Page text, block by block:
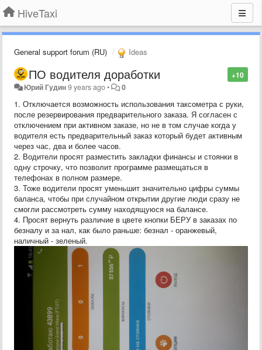
HiveTaxi
General support forum (RU) Ideas
+10
ПО водителя доработки
Юрий Гудин9 years ago• 0
1. Отключается возможность использования таксометра с руки,
после резервирования предварительного заказа. Я согласен с
отключением при активном заказе, но не в том случае когда у
водителя есть предварительный заказ который будет активным
через час, два и более часов.
2. Водители просят разместить закладки финансы и стоянки в
одну строчку, что позволит программе размещаться в
телефонах в полном размере.
3. Тоже водители просят уменьшит значительно цифры суммы
баланса, чтобы при случайном открытии другие люди сразу не
смогли рассмотреть сумму находящуюся на балансе.
4. Просят вернуть различие в цвете кнопки БЕРУ в заказах по
безналу и за нал, как было раньше: безнал - оранжевый,
наличный - зеленый.